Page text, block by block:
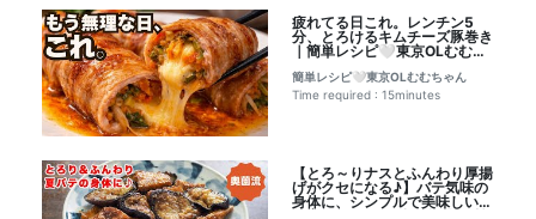
疲れてる日これ。レンチン5
分、とろけるキムチーズ豚巻き
｜簡単レシピ🤍東京OLむむち
簡単レシピ🤍東京OLむむちゃん
Time required : 15minutes
【とろ～りナスとふんわり厚揚
げがクセになる♪】バテ気味の
身体に、シンプルで美味しいが